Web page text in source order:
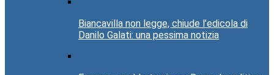
Biancavilla non legge, chiude l’edicola di
Danilo Galati: una pessima notizia